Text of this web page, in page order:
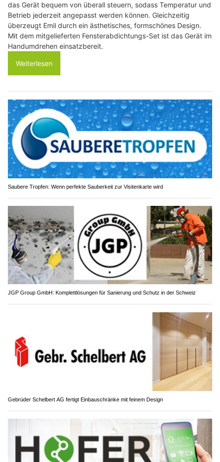
das Gerät bequem von überall steuern, sodass Temperatur und
Betrieb jederzeit angepasst werden können. Gleichzeitig
überzeugt Emil durch ein ästhetisches, formschönes Design.
Mit dem mitgelieferten Fensterabdichtungs-Set ist das Gerät im
Handumdrehen einsatzbereit.
Weiterlesen
Saubere Tropfen: Wenn perfekte Sauberkeit zur Visitenkarte wird
JGP Group GmbH: Komplettlösungen für Sanierung und Schutz in der Schweiz
Gebrüder Schelbert AG fertigt Einbauschränke mit feinem Design